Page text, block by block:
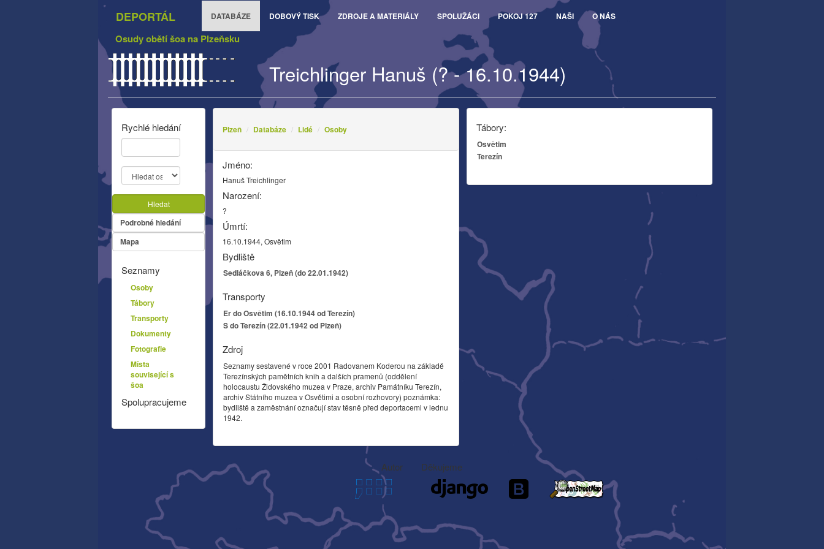
DEPORTÁL DATABÁZE DOBOVÝ TISK ZDROJE A MATERIÁLY SPOLUŽÁCI POKOJ 127 NAŠI O NÁS
Osudy obětí šoa na Plzeňsku
Treichlinger Hanuš (? - 16.10.1944)
Tábory:
Osvětim
Terezín
Plzeň Databáze Lidé Osoby
Jméno:
Hanuš Treichlinger
Narození:
?
Úmrtí:
16.10.1944, Osvětim
Bydliště
Sedláčkova 6, Plzeň (do 22.01.1942)
Transporty
Er do Osvětim (16.10.1944 od Terezín)
S do Terezín (22.01.1942 od Plzeň)
Zdroj
Seznamy sestavené v roce 2001 Radovanem Koderou na základě
Terezínských pamětních knih a dalších pramenů (oddělení
holocaustu Židovského muzea v Praze, archiv Památníku Terezín,
archiv Státního muzea v Osvětimi a osobní rozhovory) poznámka:
bydliště a zaměstnání označují stav těsně před deportacemi v lednu
1942.
Rychlé hledání
Hledat
Podrobné hledání
Mapa
Seznamy
Osoby
Tábory
Transporty
Dokumenty
Fotografie
Místa
související s
šoa
Spolupracujeme
Autor Děkujeme